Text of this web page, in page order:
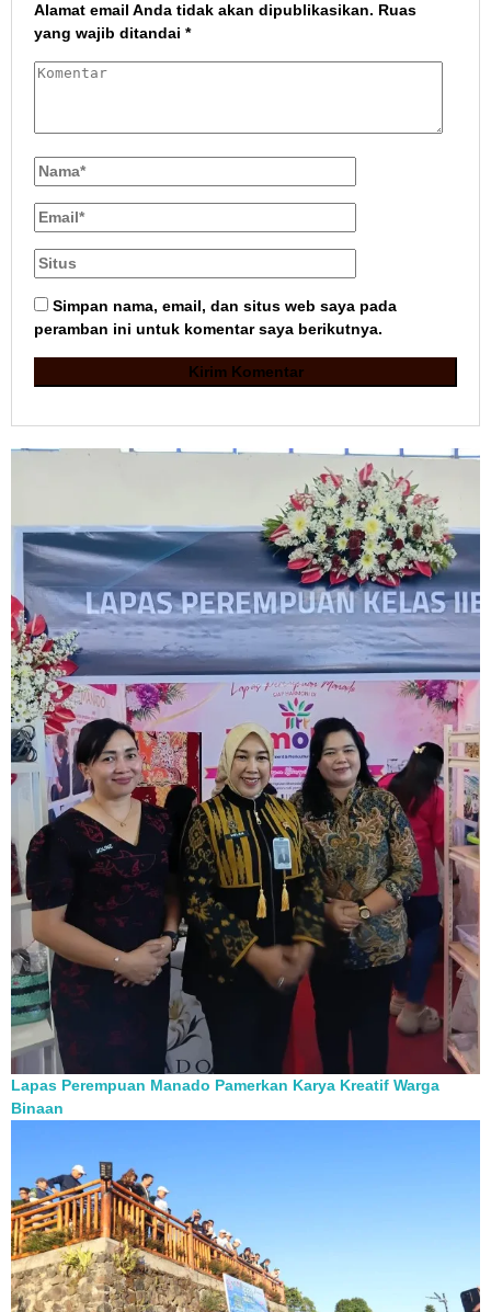
Alamat email Anda tidak akan dipublikasikan. Ruas
yang wajib ditandai *
Simpan nama, email, dan situs web saya pada
peramban ini untuk komentar saya berikutnya.
Lapas Perempuan Manado Pamerkan Karya Kreatif Warga
Binaan